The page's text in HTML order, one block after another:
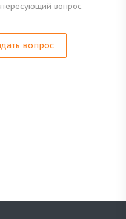
вопрос
вопрос